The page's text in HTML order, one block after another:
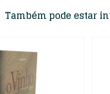
Também pode estar